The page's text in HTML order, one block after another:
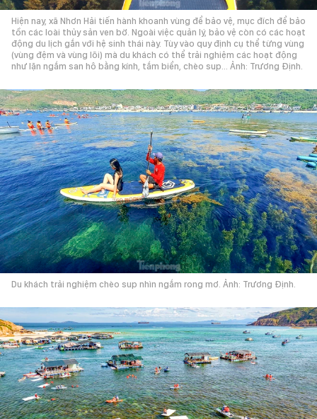
Hiện nay, xã Nhơn Hải tiến hành khoanh vùng để bảo vệ, mục đích để bảo
tồn các loài thủy sản ven bờ. Ngoài việc quản lý, bảo vệ còn có các hoạt
động du lịch gắn với hệ sinh thái này. Tùy vào quy định cụ thể từng vùng
(vùng đệm và vùng lõi) mà du khách có thể trải nghiệm các hoạt động
như lặn ngắm san hô bằng kính, tắm biển, chèo sup… Ảnh: Trương Định.
Du khách trải nghiệm chèo sup nhìn ngắm rong mơ. Ảnh: Trương Định.